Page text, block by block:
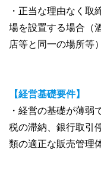
・正当な理由なく取
場を設置する場合（
店等と同一の場所等）
【経営基礎要件】
・経営の基礎が薄弱
税の滞納、銀行取引
類の適正な販売管理